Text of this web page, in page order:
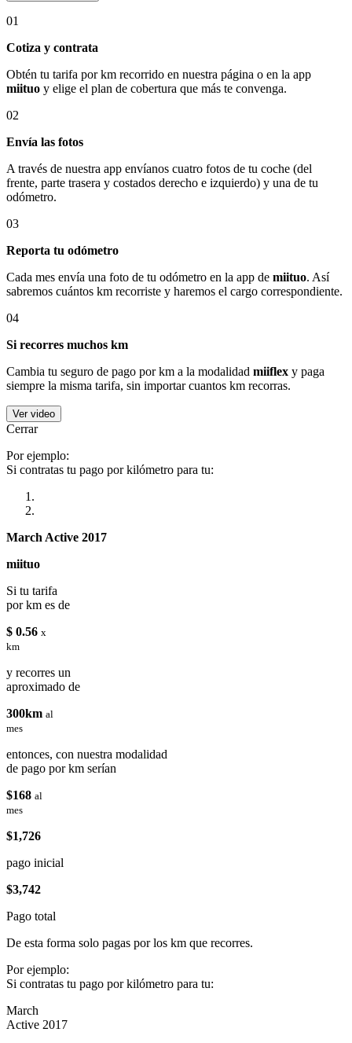
01
Cotiza y contrata
Obtén tu tarifa por km recorrido en nuestra página o en la app
miituo y elige el plan de cobertura que más te convenga.
02
Envía las fotos
A través de nuestra app envíanos cuatro fotos de tu coche (del
frente, parte trasera y costados derecho e izquierdo) y una de tu
odómetro.
03
Reporta tu odómetro
Cada mes envía una foto de tu odómetro en la app de miituo. Así
sabremos cuántos km recorriste y haremos el cargo correspondiente.
04
Si recorres muchos km
Cambia tu seguro de pago por km a la modalidad miiflex y paga
siempre la misma tarifa, sin importar cuantos km recorras.
Ver video
Cerrar
Por ejemplo:
Si contratas tu pago por kilómetro para tu:
March Active 2017
miituo
Si tu tarifa
por km es de
$ 0.56 x
km
y recorres un
aproximado de
300km al
mes
entonces, con nuestra modalidad
de pago por km serían
$168 al
mes
$1,726
pago inicial
$3,742
Pago total
De esta forma solo pagas por los km que recorres.
Por ejemplo:
Si contratas tu pago por kilómetro para tu:
March
Active 2017